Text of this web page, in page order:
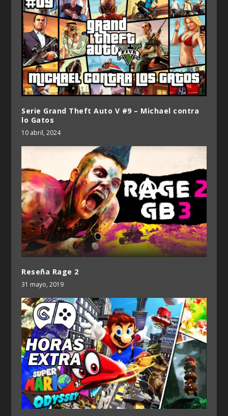
Serie Grand Theft Auto V #9 – Michael contra
lo Gatos
10 abril, 2024
Reseña Rage 2
31 mayo, 2019